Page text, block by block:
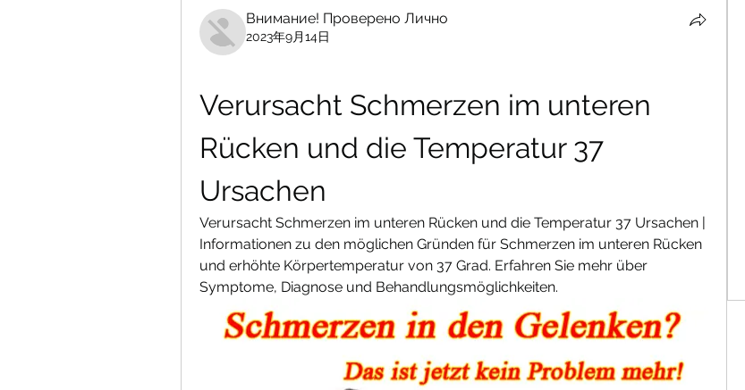
Внимание! Проверено Лично
2023年9月14日
Verursacht Schmerzen im unteren
Rücken und die Temperatur 37
Ursachen
Verursacht Schmerzen im unteren Rücken und die Temperatur 37 Ursachen |
Informationen zu den möglichen Gründen für Schmerzen im unteren Rücken
und erhöhte Körpertemperatur von 37 Grad. Erfahren Sie mehr über
Symptome, Diagnose und Behandlungsmöglichkeiten.